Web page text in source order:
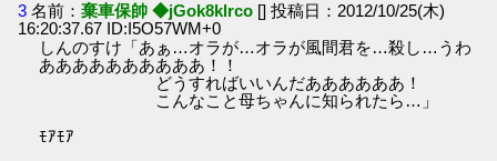
3 名前：棄車保帥 ◆jGok8klrco [] 投稿日：2012/10/25(木)
16:20:37.67 ID:I5O57WM+0
しんのすけ「あぁ…オラが…オラが風間君を…殺し…うわ
ああああああああああ！！
どうすればいいんだああああああ！
こんなこと母ちゃんに知られたら…」
ﾓｱﾓｱ